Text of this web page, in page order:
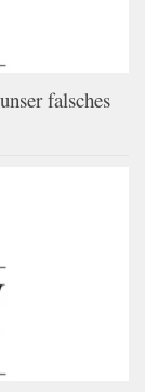
falsches